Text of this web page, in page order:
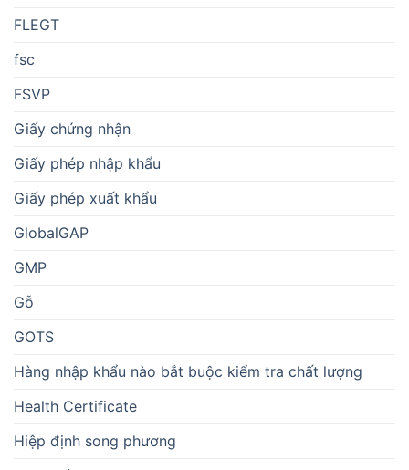
FLEGT
fsc
FSVP
Giấy chứng nhận
Giấy phép nhập khẩu
Giấy phép xuất khẩu
GlobalGAP
GMP
Gỗ
GOTS
Hàng nhập khẩu nào bắt buộc kiểm tra chất lượng
Health Certificate
Hiệp định song phương